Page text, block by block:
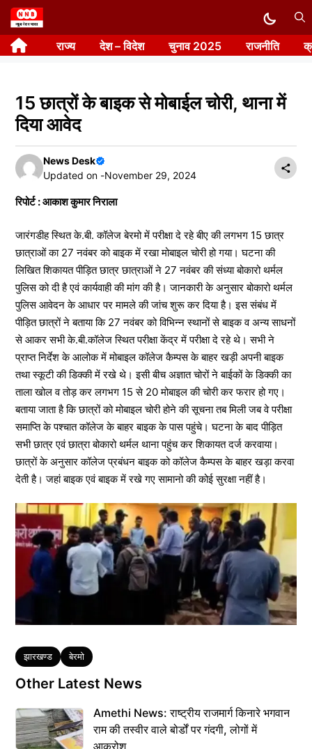
Skip
to
content राज्य देश – विदेश चुनाव 2025 राजनीति
15 छात्रों के बाइक से मोबाईल चोरी, थाना में
दिया आवेद
News Desk
Updated on -November 29, 2024
रिपोर्ट : आकाश कुमार निराला
जारंगडीह स्थित के.बी. कॉलेज बेरमो में परीक्षा दे रहे बीए की लगभग 15 छात्र
छात्राओं का 27 नवंबर को बाइक में रखा मोबाइल चोरी हो गया। घटना की
लिखित शिकायत पीड़ित छात्र छात्राओं ने 27 नवंबर की संध्या बोकारो थर्मल
पुलिस को दी है एवं कार्यवाही की मांग की है। जानकारी के अनुसार बोकारो थर्मल
पुलिस आवेदन के आधार पर मामले की जांच शुरू कर दिया है। इस संबंध में
पीड़ित छात्रों ने बताया कि 27 नवंबर को विभिन्न स्थानों से बाइक व अन्य साधनों
से आकर सभी के.बी.कॉलेज स्थित परीक्षा केंद्र में परीक्षा दे रहे थे। सभी ने
प्राप्त निर्देश के आलोक में मोबाइल कॉलेज कैम्पस के बाहर खड़ी अपनी बाइक
तथा स्कूटी की डिक्की में रखे थे। इसी बीच अज्ञात चोरों ने बाईकों के डिक्की का
ताला खोल व तोड़ कर लगभग 15 से 20 मोबाइल की चोरी कर फरार हो गए।
बताया जाता है कि छात्रों को मोबाइल चोरी होने की सूचना तब मिली जब वे परीक्षा
समाप्ति के पश्चात कॉलेज के बाहर बाइक के पास पहुंचे। घटना के बाद पीड़ित
सभी छात्र एवं छात्रा बोकारो थर्मल थाना पहुंच कर शिकायत दर्ज करवाया।
छात्रों के अनुसार कॉलेज प्रबंधन बाइक को कॉलेज कैम्पस के बाहर खड़ा करवा
देती है। जहां बाइक एवं बाइक में रखे गए सामानो की कोई सुरक्षा नहीं है।
Tags
झारखण्ड बेरमो
Other Latest News
Amethi News: राष्ट्रीय राजमार्ग किनारे भगवान
राम की तस्वीर वाले बोर्डों पर गंदगी, लोगों में